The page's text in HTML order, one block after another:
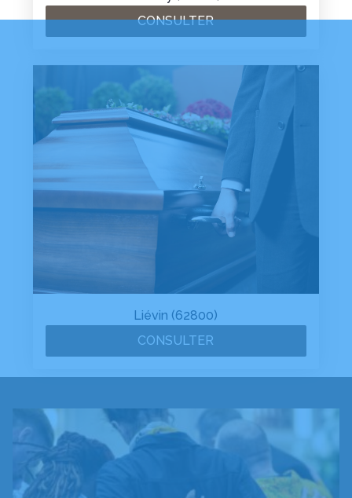
CONSULTER
Liévin (62800)
CONSULTER